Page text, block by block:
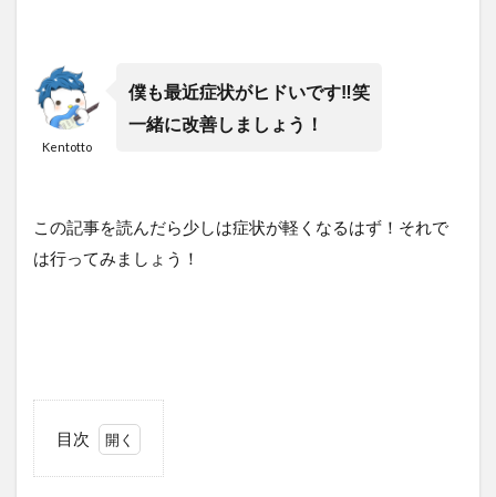
Kentotto
僕も最近症状がヒドいです‼︎笑
一緒に改善しましょう！
この記事を読んだら少しは症状が軽くなるはず！それで
は行ってみましょう！
目次